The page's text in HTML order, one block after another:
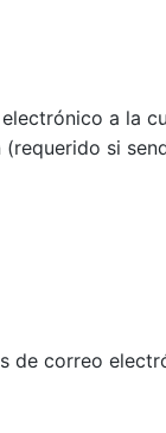
a la
si
de correo